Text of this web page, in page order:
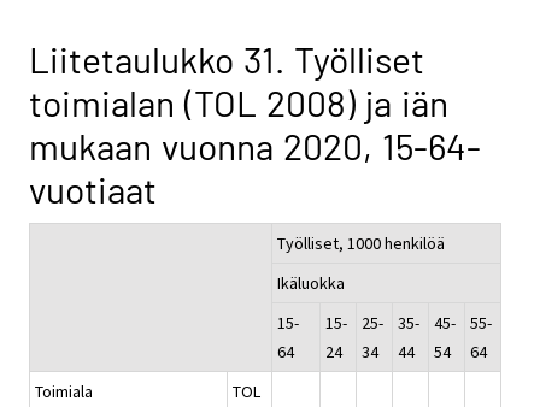
Liitetaulukko 31. Työlliset
toimialan (TOL 2008) ja iän
mukaan vuonna 2020, 15-64-
vuotiaat
Työlliset, 1000 henkilöä
Ikäluokka
15-
64
15-
24
25-
34
35-
44
45-
54
55-
64
Toimiala
TOL